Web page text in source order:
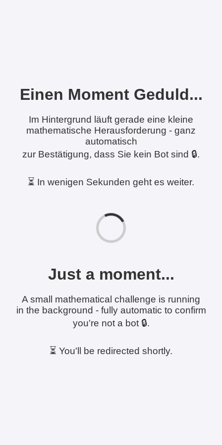
Einen Moment Geduld...
Im Hintergrund läuft gerade eine kleine
mathematische Herausforderung - ganz
automatisch
zur Bestätigung, dass Sie kein Bot sind 🔒.
⏳ In wenigen Sekunden geht es weiter.
Just a moment...
A small mathematical challenge is running
in the background - fully automatic to confirm
you're not a bot 🔒.
⏳ You'll be redirected shortly.